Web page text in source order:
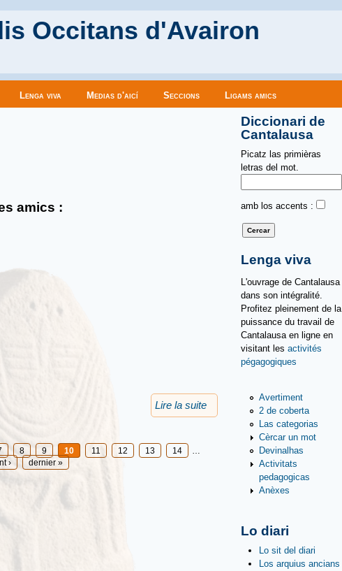
Occitans d'Avairon
Lenga viva Medias d'aicí Seccions Ligams amics
amics :
Lire la suite de Ligams amics
8 9 10 11 12 13 14
›
dernier »
Diccionari de
Cantalausa
Picatz las primièras
letras del mot.
amb los accents :
Lenga viva
L'ouvrage de Cantalausa
dans son intégralité.
Profitez pleinement de la
puissance du travail de
Cantalausa en ligne en
visitant les activités
pégagogiques
Avertiment
2 de coberta
Las categorias
Cèrcar un mot
Devinalhas
Activitats
pedagogicas
Anèxes
Lo diari
Lo sit del diari
Los arquius ancians